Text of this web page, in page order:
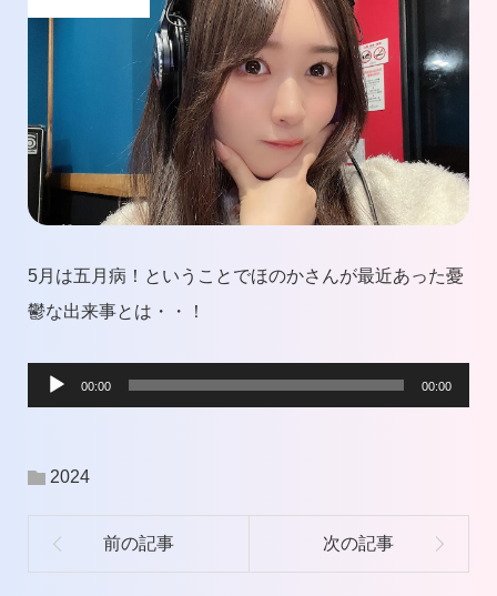
5月は五月病！ということでほのかさんが最近あった憂
鬱な出来事とは・・！
プ
00:00 00:00
2024